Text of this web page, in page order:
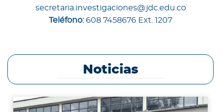
secretaria.investigaciones@jdc.edu.co
Teléfono:608 7458676 Ext. 1207
Noticias